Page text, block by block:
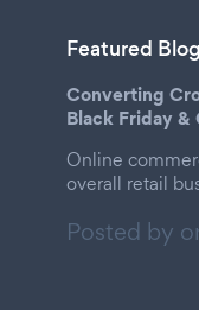
Featured
Converting
Black Friday
Online
overall retail
Posted by